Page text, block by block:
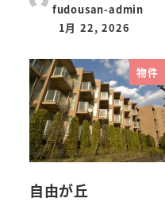
fudousan-admin
1月 22, 2026
物件
自由が丘